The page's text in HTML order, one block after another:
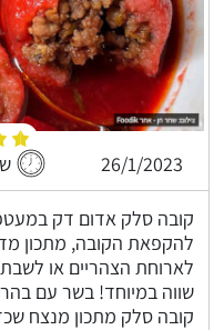
26/1/2023
קובה סלק אדום דק
להקפאת הקובה, מתכון
לארוחת הצהריים או
שווה במיוחד! בשר עם
קובה סלק מתכון מנצח